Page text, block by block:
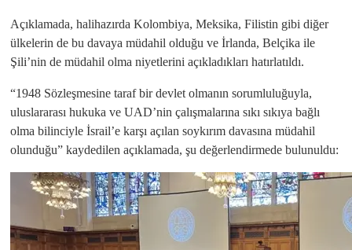
Açıklamada, halihazırda Kolombiya, Meksika, Filistin gibi diğer
ülkelerin de bu davaya müdahil olduğu ve İrlanda, Belçika ile
Şili’nin de müdahil olma niyetlerini açıkladıkları hatırlatıldı.
“1948 Sözleşmesine taraf bir devlet olmanın sorumluluğuyla,
uluslararası hukuka ve UAD’nin çalışmalarına sıkı sıkıya bağlı
olma bilinciyle İsrail’e karşı açılan soykırım davasına müdahil
olunduğu” kaydedilen açıklamada, şu değerlendirmede bulunuldu: